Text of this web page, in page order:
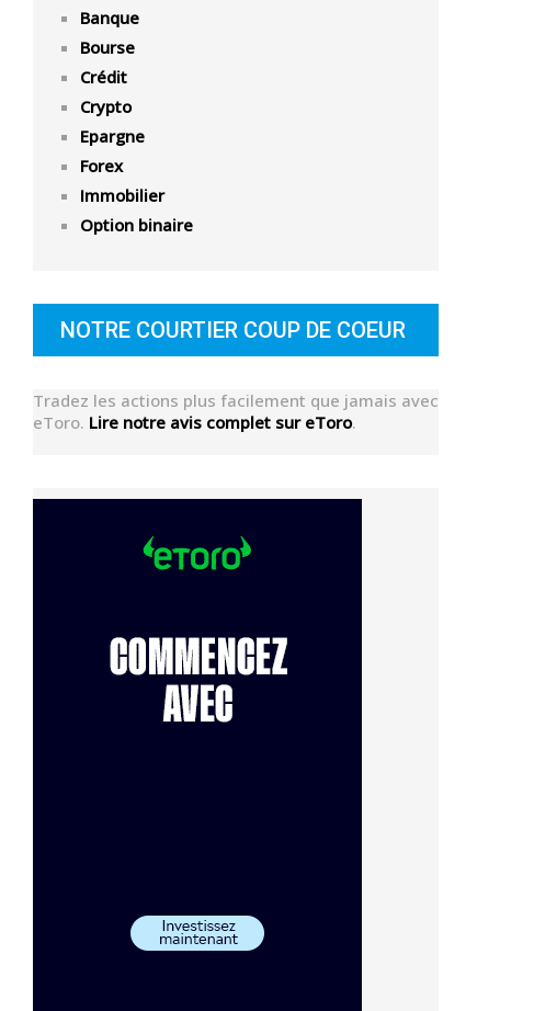
Banque
Bourse
Crédit
Crypto
Epargne
Forex
Immobilier
Option binaire
NOTRE COURTIER COUP DE COEUR
Tradez les actions plus facilement que jamais avec
eToro. Lire notre avis complet sur eToro.